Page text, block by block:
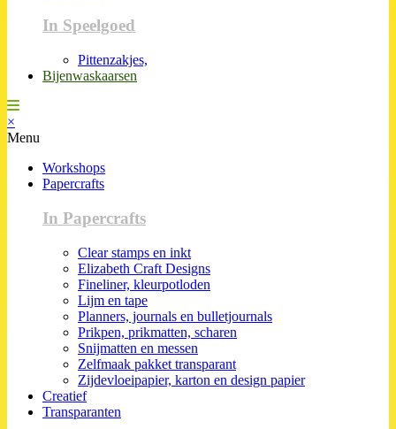
In Speelgoed
Pittenzakjes,
Bijenwaskaarsen
×
Menu
Workshops
Papercrafts
In Papercrafts
Clear stamps en inkt
Elizabeth Craft Designs
Fineliner, kleurpotloden
Lijm en tape
Planners, journals en bulletjournals
Prikpen, prikmatten, scharen
Snijmatten en messen
Zelfmaak pakket transparant
Zijdevloeipapier, karton en design papier
Creatief
Transparanten